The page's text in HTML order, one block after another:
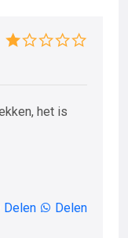
het is
Delen Delen